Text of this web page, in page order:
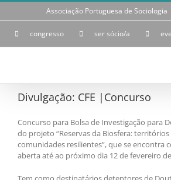
Skip
Associação Portuguesa de Sociologia
congresso ser sócio/a
Divulgação: CFE |Concurso
Concurso para Bolsa de Investigação para
do projeto “Reservas da Biosfera:
comunidades resilientes”, que se encontra
aberta até ao próximo dia 12 de fevereiro